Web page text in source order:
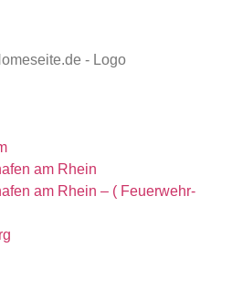
am Rhein
am Rhein – ( Feuerwehr-